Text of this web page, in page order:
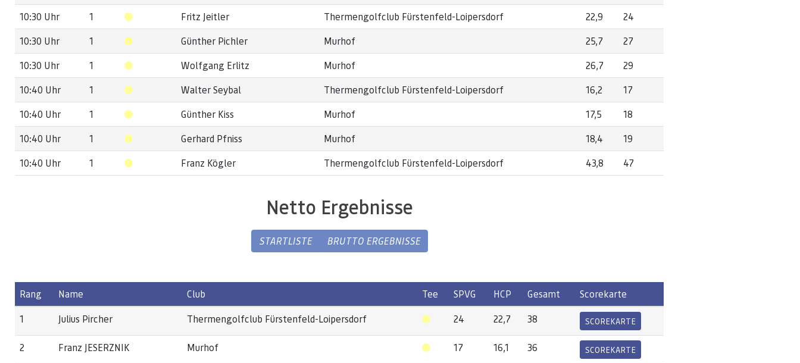
10:30 Uhr
1 Fritz Jeitler Thermengolfclub Fürstenfeld-Loipersdorf 22,9
24
10:30 Uhr
1 Günther Pichler Murhof 25,7
27
10:30 Uhr
1 Wolfgang Erlitz Murhof 26,7
29
10:40 Uhr
1 Walter Seybal Thermengolfclub Fürstenfeld-Loipersdorf 16,2
17
10:40 Uhr
1 Günther Kiss Murhof 17,5
18
10:40 Uhr
1 Gerhard Pfniss Murhof 18,4
19
10:40 Uhr
1 Franz Kögler Thermengolfclub Fürstenfeld-Loipersdorf 43,8 47
Netto Ergebnisse
STARTLISTE BRUTTO ERGEBNISSE
Rang Name Club Tee SPVG HCP Gesamt
Scorekarte
1
Julius Pircher Thermengolfclub Fürstenfeld-Loipersdorf 24 22,7 38 SCOREKARTE
2 Franz JESERZNIK Murhof 17 16,1 36 SCOREKARTE